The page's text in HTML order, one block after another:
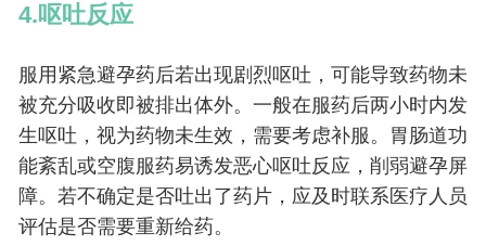
4.呕吐反应
服用紧急避孕药后若出现剧烈呕吐，可能导致药物未
被充分吸收即被排出体外。一般在服药后两小时内发
生呕吐，视为药物未生效，需要考虑补服。胃肠道功
能紊乱或空腹服药易诱发恶心呕吐反应，削弱避孕屏
障。若不确定是否吐出了药片，应及时联系医疗人员
评估是否需要重新给药。